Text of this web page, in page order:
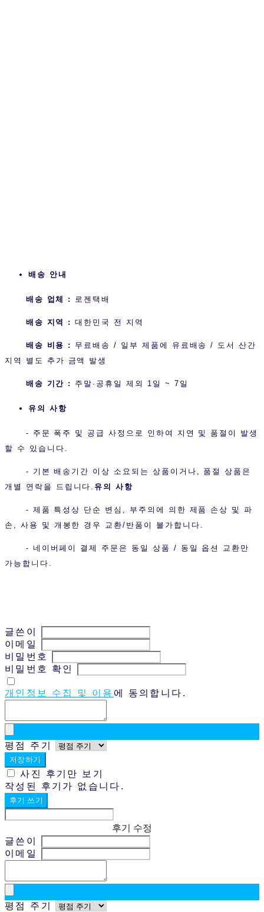
배송 안내
배송 업체 : 로젠택배
배송 지역 :대한민국 전 지역
배송 비용 : 무료배송 / 일부 제품에 유료배송 / 도서 산간
지역 별도 추가 금액 발생
배송 기간 : 주말·공휴일 제외 1일 ~ 7일
유의 사항
- 주문 폭주 및 공급 사정으로 인하여 지연 및 품절이 발생
할 수 있습니다.
- 기본 배송기간 이상 소요되는 상품이거나, 품절 상품은
개별 연락을 드립니다. 유의 사항
- 제품 특성상 단순 변심, 부주의에 의한 제품 손상 및 파
손, 사용 및 개봉한 경우 교환/반품이 불가합니다.
- 네이버페이 결제 주문은 동일 상품 / 동일 옵션 교환만
가능합니다.
글쓴이
이메일
비밀번호
비밀번호 확인
개인정보 수집 및 이용 에 동의합니다.
평점 주기
저장하기
사진 후기만 보기
작성된 후기가 없습니다.
후기 쓰기
후기 수정
글쓴이
이메일
평점 주기